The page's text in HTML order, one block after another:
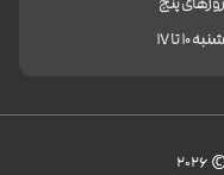
شنبه 10 تا 17